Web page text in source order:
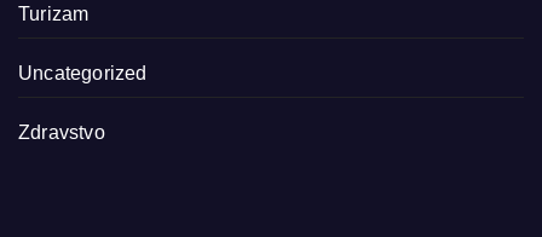
Turizam
Uncategorized
Zdravstvo